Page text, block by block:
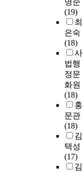
명준
(19)
최
은숙
(18)
사
법행
정문
화원
(18)
홍
문관
(18)
김
택성
(17)
김